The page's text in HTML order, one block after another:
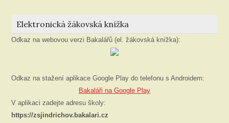
Elektronická žákovská knížka
Odkaz na webovou verzi Bakalářů (el. žákovská knížka):
Odkaz na stažení aplikace Google Play do telefonu s Androidem:
Bakaláři na Google Play
V aplikaci zadejte adresu školy:
https://zsjindrichov.bakalari.cz